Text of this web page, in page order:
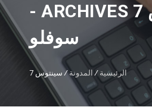
سينتوس 7 ARCHIVES -
سوفلو
الرئيسية / المدونة/سينتوس 7